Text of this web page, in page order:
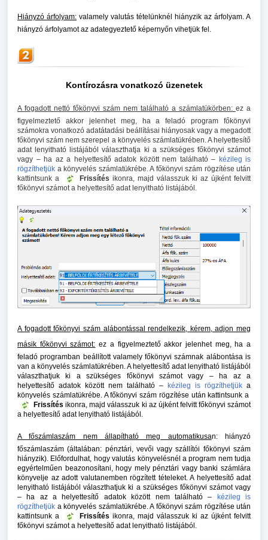
Hiányzó árfolyam: valamely valutás tételünknél hiányzik az árfolyam. A
hiányzó árfolyamot az adategyeztető képernyőn vihetjük fel.
Kontírozásra vonatkozó üzenetek
A fogadott nettó főkönyvi szám nem található a számlatükörben: ez a
figyelmeztető akkor jelenhet meg, ha a feladó program főkönyvi
számokra vonatkozó adatátadási beállításai hiányosak vagy a megadott
főkönyvi szám nem szerepel a könyvelés számlatükrében. A helyettesítő
adat lenyitható listájából választhatja ki a szükséges főkönyvi számot
vagy – ha az a helyettesítő adatok között nem található – kézileg is
rögzíthetjük a könyvelés számlatükrébe. A főkönyvi szám rögzítése után
kattintsunk a
Frissítés ikonra, majd válasszuk ki az újként felvitt
főkönyvi számot a helyettesítő adat lenyitható listájából.
A fogadott főkönyvi szám alábontással rendelkezik, kérem, adjon meg
másik főkönyvi számot: ez a figyelmeztető akkor jelenhet meg, ha a
feladó programban beállított valamely főkönyvi számnak alábontása is
van a könyvelés számlatükrében. A helyettesítő adat lenyitható listájából
választhatjuk ki a szükséges főkönyvi számot vagy – ha az a
helyettesítő adatok között nem található – kézileg is rögzíthetjük a
könyvelés számlatükrébe. A főkönyvi szám rögzítése után kattintsunk a
Frissítés ikonra, majd válasszuk ki az újként felvitt főkönyvi számot
a helyettesítő adat lenyitható listájából.
A főszámlaszám nem állapítható meg automatikusan:hiányzó
főszámlaszám (általában: pénztári, vevői vagy szállítói főkönyvi szám
hiányzik). Előfordulhat, hogy valutás könyvelésnél a program nem tudja
egyértelműen beazonosítani, hogy mely pénztári vagy banki számlára
könyvelje az adott valutanemben rögzített tételeket. A helyettesítő adat
lenyitható listájából választhatjuk ki a szükséges főkönyvi számot vagy
– ha az a helyettesítő adatok között nem található – kézileg is
rögzíthetjük a könyvelés számlatükrébe. A főkönyvi szám rögzítése után
kattintsunk a
Frissítés ikonra, majd válasszuk ki az újként felvitt
főkönyvi számot a helyettesítő adat lenyitható listájából.